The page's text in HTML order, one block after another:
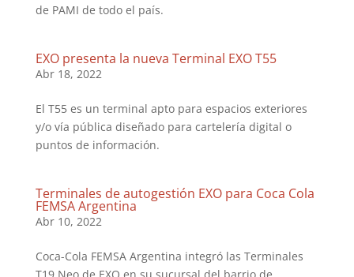
de PAMI de todo el país.
EXO presenta la nueva Terminal EXO T55
Abr 18, 2022
El T55 es un terminal apto para espacios exteriores
y/o vía pública diseñado para cartelería digital o
puntos de información.
Terminales de autogestión EXO para Coca Cola
FEMSA Argentina
Abr 10, 2022
Coca-Cola FEMSA Argentina integró las Terminales